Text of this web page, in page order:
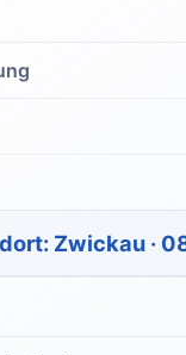
Zwickau ·